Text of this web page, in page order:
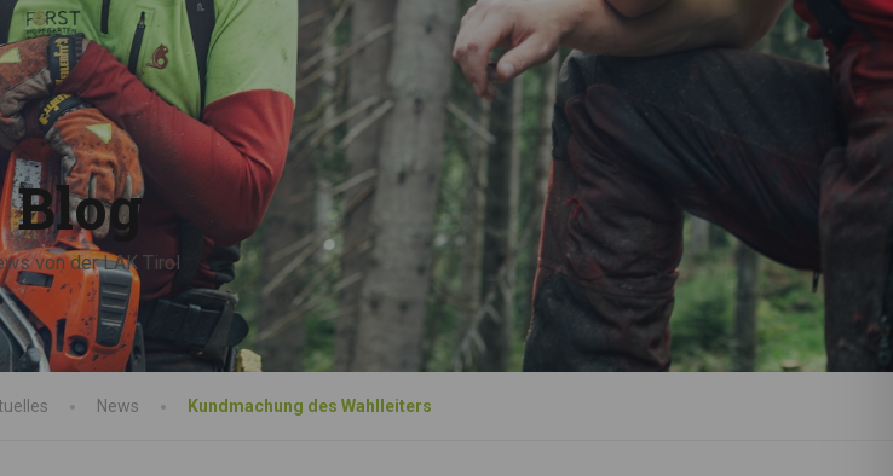
Blog
von der LAK Tirol
News Kundmachung des Wahlleiters